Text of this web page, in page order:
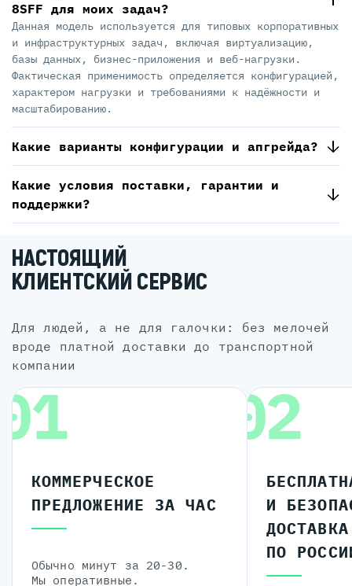
8SFF для моих задач?
Данная модель используется для типовых корпоративных
и инфраструктурных задач, включая виртуализацию,
базы данных, бизнес-приложения и веб-нагрузки.
Фактическая применимость определяется конфигурацией,
характером нагрузки и требованиями к надёжности и
масштабированию.
Какие варианты конфигурации и апгрейда?
Какие условия поставки, гарантии и
поддержки?
НАСТОЯЩИЙ
КЛИЕНТСКИЙ СЕРВИС
для людей, а не для галочки: без мелочей
вроде платной доставки до транспортной
компании
КОММЕРЧЕСКОЕ
ПРЕДЛОЖЕНИЕ ЗА ЧАС
Обычно минут за 20-30.
Мы оперативные.
02
И
ДОСТАВКА
ПО